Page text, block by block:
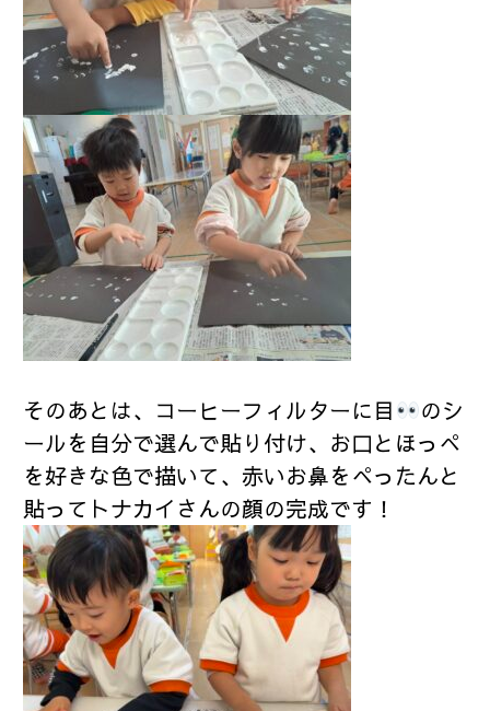
そのあとは、コーヒーフィルターに目
のシ
ールを自分で選んで貼り付け、お口とほっぺ
を好きな色で描いて、赤いお鼻をぺったんと
貼ってトナカイさんの顔の完成です！